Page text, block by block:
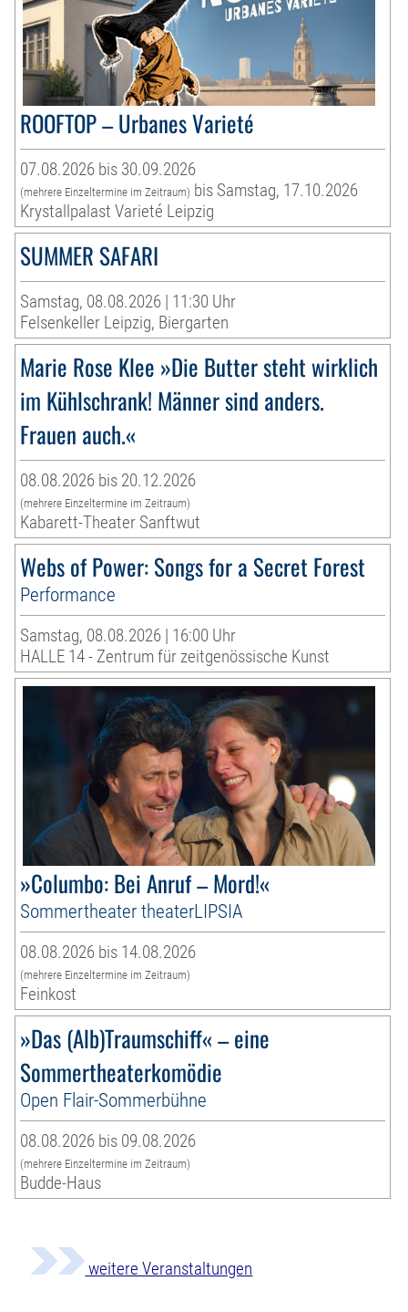
ROOFTOP – Urbanes Varieté
07.08.2026 bis 30.09.2026
(mehrere Einzeltermine im Zeitraum) bis Samstag, 17.10.2026
Krystallpalast Varieté Leipzig
SUMMER SAFARI
Samstag, 08.08.2026 | 11:30 Uhr
Felsenkeller Leipzig, Biergarten
Marie Rose Klee »Die Butter steht wirklich
im Kühlschrank! Männer sind anders.
Frauen auch.«
08.08.2026 bis 20.12.2026
(mehrere Einzeltermine im Zeitraum)
Kabarett-Theater Sanftwut
Webs of Power: Songs for a Secret Forest
Performance
Samstag, 08.08.2026 | 16:00 Uhr
HALLE 14 - Zentrum für zeitgenössische Kunst
»Columbo: Bei Anruf – Mord!«
Sommertheater theaterLIPSIA
08.08.2026 bis 14.08.2026
(mehrere Einzeltermine im Zeitraum)
Feinkost
»Das (Alb)Traumschiff« – eine
Sommertheaterkomödie
Open Flair-Sommerbühne
08.08.2026 bis 09.08.2026
(mehrere Einzeltermine im Zeitraum)
Budde-Haus
weitere Veranstaltungen